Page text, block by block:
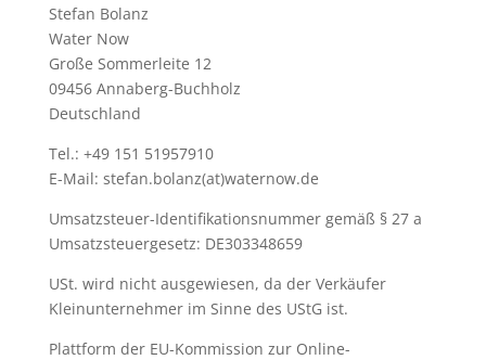
Stefan Bolanz
Water Now
Große Sommerleite 12
09456 Annaberg-Buchholz
Deutschland
Tel.: +49 151 51957910
E-Mail: stefan.bolanz(at)waternow.de
Umsatzsteuer-Identifikationsnummer gemäß § 27 a
Umsatzsteuergesetz: DE303348659
USt. wird nicht ausgewiesen, da der Verkäufer
Kleinunternehmer im Sinne des UStG ist.
Plattform der EU-Kommission zur Online-